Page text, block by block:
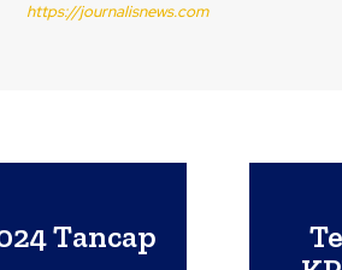
https://journalisnews.com
Tancap